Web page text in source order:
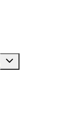
Untermenü